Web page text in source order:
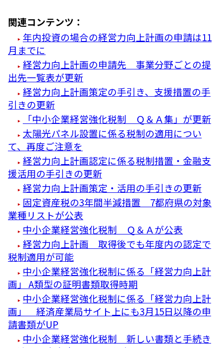
関連コンテンツ：
年内投資の場合の経営力向上計画の申請は11
月までに
経営力向上計画の申請先 事業分野ごとの提
出先一覧表が更新
経営力向上計画策定の手引き、支援措置の手
引きの更新
「中小企業経営強化税制 Ｑ＆Ａ集」が更新
太陽光パネル設置に係る税制の適用につい
て、再度ご注意を
経営力向上計画認定に係る税制措置・金融支
援活用の手引きの更新
経営力向上計画策定・活用の手引きの更新
固定資産税の3年間半減措置 7都府県の対象
業種リストが公表
中小企業経営強化税制 Ｑ＆Ａが公表
経営力向上計画 取得後でも年度内の認定で
税制適用が可能
中小企業経営強化税制に係る「経営力向上計
画」 A類型の証明書類取得時期
中小企業経営強化税制に係る「経営力向上計
画」 経済産業局サイト上にも3月15日以降の申
請書類がUP
中小企業経営強化税制 新しい書類と手続き